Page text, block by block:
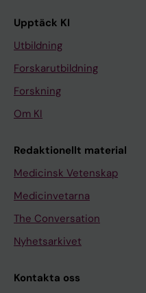
Upptäck KI
Utbildning
Forskarutbildning
Forskning
Om KI
Redaktionellt material
Medicinsk Vetenskap
Medicinvetarna
The Conversation
Nyhetsarkivet
Kontakta oss